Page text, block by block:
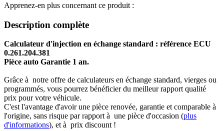
Apprenez-en plus concernant ce produit :
Description complète
Calculateur d'injection en échange standard : référence ECU
0.261.204.381
Pièce auto Garantie 1 an.
Grâce à notre offre de calculateurs en échange standard, vierges ou
programmés, vous pourrez bénéficier du meilleur rapport qualité
prix pour votre véhicule.
C'est l'avantage d'avoir une pièce renovée, garantie et comparable à
l'origine, sans risque par rapport à une pièce d'occasion (plus
d'informations), et à prix discount !